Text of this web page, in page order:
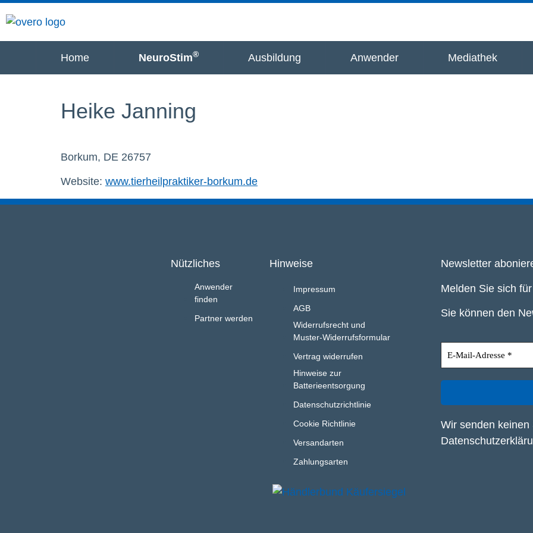
Home NeuroStim® Ausbildung Anwender Mediathek
Heike Janning
Borkum, DE 26757
Website: www.tierheilpraktiker-borkum.de
Nützliches
Anwender
finden
Partner werden
Hinweise
Impressum
AGB
Widerrufsrecht und
Muster-Widerrufsformular
Vertrag widerrufen
Hinweise zur
Batterieentsorgung
Datenschutzrichtlinie
Cookie Richtlinie
Versandarten
Zahlungsarten
Newsletter
Melden Sie sich
Sie können den
Wir senden